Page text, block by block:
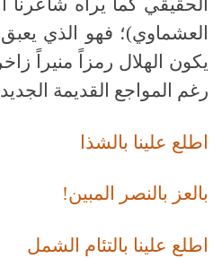
الحقيقي كما يراه
العشماوي)؛ فهو الذي
يكون الهلال رمزاً منيراً
رغم المواجع القديمة
اطلع علينا بالشذا
بالعز بالنصر المبين!
اطلع علينا بالتئام الشمل